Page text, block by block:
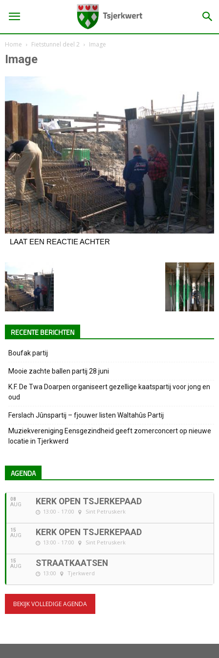
Home Fietstunnel deel 2 Image
Image
LAAT EEN REACTIE ACHTER
RECENTE BERICHTEN
Boufak partij
Mooie zachte ballen partij 28 juni
K.F. De Twa Doarpen organiseert gezellige kaatspartij voor jong en
oud
Ferslach Jûnspartij – fjouwer listen Waltahûs Partij
Muziekvereniging Eensgezindheid geeft zomerconcert op nieuwe
locatie in Tjerkwerd
AGENDA
08
AUG KERK OPEN TSJERKEPAAD
13:00 - 17:00 Sint Petruskerk
15
AUG KERK OPEN TSJERKEPAAD
13:00 - 17:00 Sint Petruskerk
15
AUG STRAATKAATSEN
13:00 Tjerkwerd
BEKIJK VOLLEDIGE AGENDA